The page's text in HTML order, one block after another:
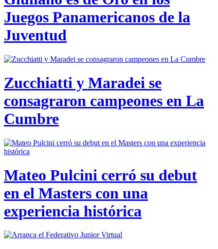
Juegos Panamericanos de la
Juventud
Zucchiatti y Maradei se
consagraron campeones en La
Cumbre
Mateo Pulcini cerró su debut
en el Masters con una
experiencia histórica